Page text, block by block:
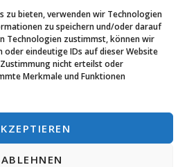
zu bieten, verwenden wir Technologien
zu speichern und/oder darauf
Technologien zustimmst, können wir
oder eindeutige IDs auf dieser Website
nicht erteilst oder
Merkmale und Funktionen
ABLEHNEN
Suderwick und Werth gehören
Kirche.